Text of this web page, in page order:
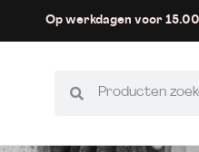
Op werkdagen voor